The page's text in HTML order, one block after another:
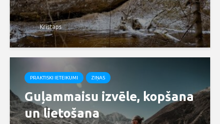
Kristaps
PRAKTISKI IETEIKUMI ZIŅAS
Guļammaisu izvēle, kopšana
un lietošana